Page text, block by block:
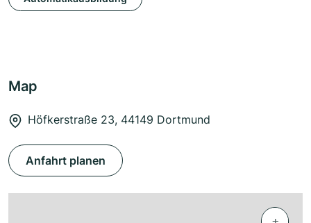
Map
Höfkerstraße 23, 44149 Dortmund
Anfahrt planen